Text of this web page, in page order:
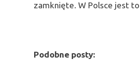
zamknięte. W Polsce jest
Podobne posty: